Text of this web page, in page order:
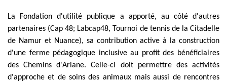
La Fondation d'utilité publique a apporté, au côté d'autres
partenaires (Cap 48; Labcap48, Tournoi de tennis de la Citadelle
de Namur et Nuance), sa contribution active à la construction
d'une ferme pédagogique inclusive au profit des bénéficiaires
des Chemins d'Ariane. Celle-ci doit permettre des activités
d'approche et de soins des animaux mais aussi de rencontres